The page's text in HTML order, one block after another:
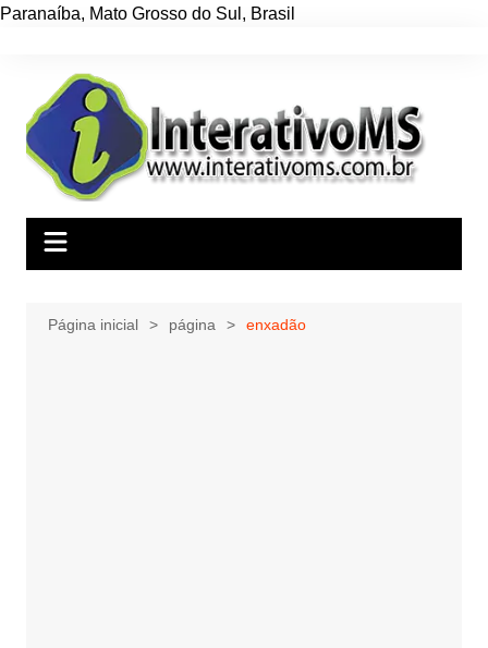
Paranaíba, Mato Grosso do Sul , Brasil
conteúdo
Página inicial página enxadão